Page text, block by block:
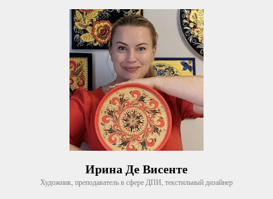
Ирина Де Висенте
Художник, преподаватель в сфере ДПИ, текстильный дизайнер